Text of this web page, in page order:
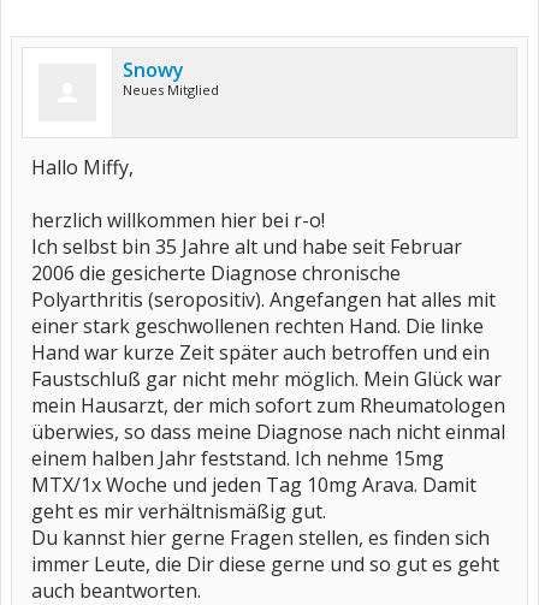
Snowy
Neues Mitglied
Hallo Miffy,
herzlich willkommen hier bei r-o!
Ich selbst bin 35 Jahre alt und habe seit Februar
2006 die gesicherte Diagnose chronische
Polyarthritis (seropositiv). Angefangen hat alles mit
einer stark geschwollenen rechten Hand. Die linke
Hand war kurze Zeit später auch betroffen und ein
Faustschluß gar nicht mehr möglich. Mein Glück war
mein Hausarzt, der mich sofort zum Rheumatologen
überwies, so dass meine Diagnose nach nicht einmal
einem halben Jahr feststand. Ich nehme 15mg
MTX/1x Woche und jeden Tag 10mg Arava. Damit
geht es mir verhältnismäßig gut.
Du kannst hier gerne Fragen stellen, es finden sich
immer Leute, die Dir diese gerne und so gut es geht
auch beantworten.